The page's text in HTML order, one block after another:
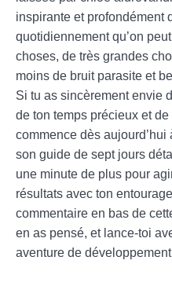
inspirante et profondément
quotidiennement qu’on
choses, de très grandes
moins de bruit parasite et
Si tu as sincèrement envie
de ton temps précieux et
commence dès
son guide de sept jours
une minute de plus pour
résultats avec ton
commentaire en bas de
en as pensé, et lance-toi
aventure de